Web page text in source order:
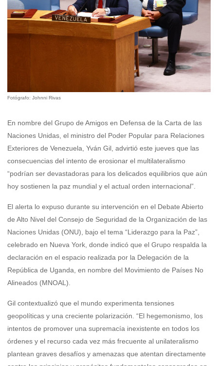
Fotógrafo: Johnni Rivas
En nombre del Grupo de Amigos en Defensa de la Carta de las
Naciones Unidas, el ministro del Poder Popular para Relaciones
Exteriores de Venezuela, Yván Gil, advirtió este jueves que las
consecuencias del intento de erosionar el multilateralismo
“podrían ser devastadoras para los delicados equilibrios que aún
hoy sostienen la paz mundial y el actual orden internacional”.
El alerta lo expuso durante su intervención en el Debate Abierto
de Alto Nivel del Consejo de Seguridad de la Organización de las
Naciones Unidas (ONU), bajo el tema “Liderazgo para la Paz”,
celebrado en Nueva York, donde indicó que el Grupo respalda la
declaración en el espacio realizada por la Delegación de la
República de Uganda, en nombre del Movimiento de Países No
Alineados (MNOAL).
Gil contextualizó que el mundo experimenta tensiones
geopolíticas y una creciente polarización. “El hegemonismo, los
intentos de promover una supremacía inexistente en todos los
órdenes y el recurso cada vez más frecuente al unilateralismo
plantean graves desafíos y amenazas que atentan directamente